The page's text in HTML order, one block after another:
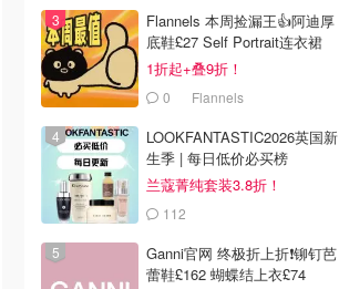
Flannels 本周捡漏王👍阿迪厚
底鞋£27 Self Portrait连衣裙
£63
1折起+叠9折！
0 Flannels
LOOKFANTASTIC2026英国新
生季 | 每日低价必买榜
兰蔻菁纯套装3.8折！
112
Ganni官网 终极折上折❗️铆钉芭
蕾鞋£162 蝴蝶结上衣£74